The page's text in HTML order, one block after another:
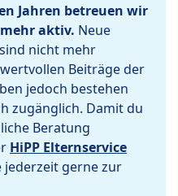
Jahren betreuen wir
aktiv. Neue
nicht mehr
Beiträge der
jedoch bestehen
zugänglich. Damit du
Beratung
HiPP Elternservice
jederzeit gerne zur